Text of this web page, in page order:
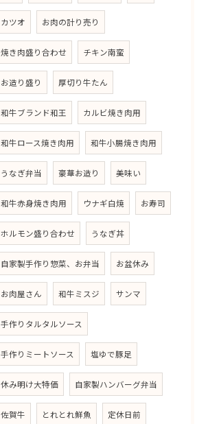
カツオ お肉の計り売り
焼き肉盛り合わせ チキン南蛮
お造り盛り 厚切り牛たん
和牛ブランド和王 カルビ焼き肉用
和牛ロース焼き肉用 和牛小腸焼き肉用
うなぎ弁当 豪華お造り 美味い
和牛赤身焼き肉用 ウナギ白焼 お寿司
ホルモン盛り合わせ うなぎ丼
自家製手作り惣菜、お弁当 お盆休み
お肉屋さん 和牛ミスジ サンマ
手作りタルタルソース
手作りミートソース 塩ゆで豚足
休み明け大特価 自家製ハンバーグ弁当
佐賀牛 とれとれ鮮魚 定休日前